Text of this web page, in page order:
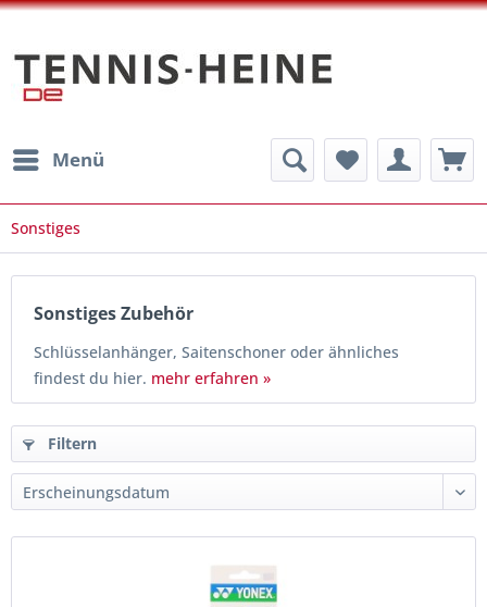
Menü
Sonstiges
Sonstiges Zubehör
Schlüsselanhänger, Saitenschoner oder ähnliches
findest du hier. mehr erfahren »
Filtern